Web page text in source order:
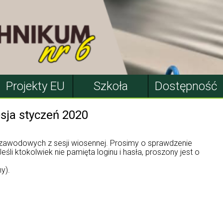
Projekty EU Szkoła Dostępność
styczeń 2020
z sesji wiosennej. Prosimy o sprawdzenie
ktokolwiek nie pamięta loginu i hasła, proszony jest o